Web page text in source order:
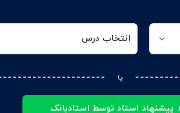
انتخاب درس
یا
پیشنهاد استاد توسط استادبانک